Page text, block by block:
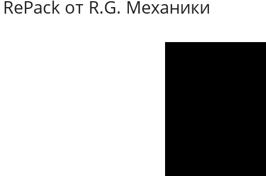
RePack от R.G. Механики